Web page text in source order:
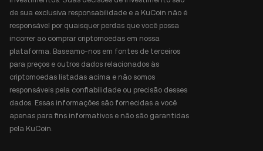
de sua exclusiva responsabilidade e a KuCoin não é
responsável por quaisquer perdas que você possa
incorrer ao comprar criptomoedas em nossa
plataforma. Baseamo-nos em fontes de terceiros
para preços e outros dados relacionados às
criptomoedas listadas acima e não somos
responsáveis pela confiabilidade ou precisão desses
dados. Essas informações são fornecidas a você
apenas para fins informativos e não são garantidas
pela KuCoin.